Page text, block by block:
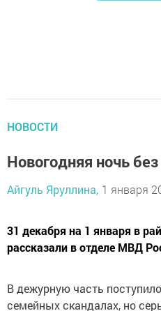
НОВОСТИ
Новогодняя ночь
Айгуль Яруллина, 1 января
31 декабря на 1 января в
рассказали в отделе МВД
В дежурную часть
семейных скандалах, но